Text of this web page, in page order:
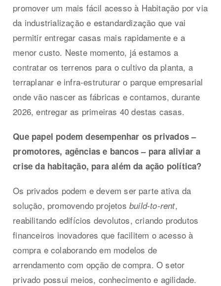
promover um mais fácil acesso à Habitação por via
da industrialização e estandardização que vai
permitir entregar casas mais rapidamente e a
menor custo. Neste momento, já estamos a
contratar os terrenos para o cultivo da planta, a
terraplanar e infra-estruturar o parque empresarial
onde vão nascer as fábricas e contamos, durante
2026, entregar as primeiras 40 destas casas.
Que papel podem desempenhar os privados –
promotores, agências e bancos – para aliviar a
crise da habitação, para além da ação política?
Os privados podem e devem ser parte ativa da
solução, promovendo projetosbuild-to-rent,
reabilitando edifícios devolutos, criando produtos
financeiros inovadores que facilitem o acesso à
compra e colaborando em modelos de
arrendamento com opção de compra. O setor
privado possui meios, conhecimento e agilidade.